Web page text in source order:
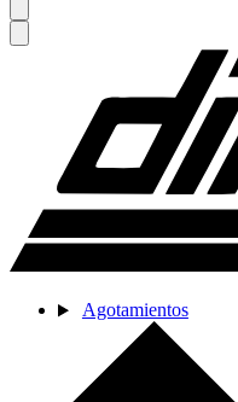
Agotamientos